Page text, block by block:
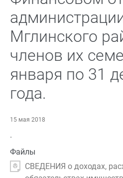
Мглинского
членов их
января по 31
года.
15 мая 2018
.
Файлы
СВЕДЕНИЯ о доходах,